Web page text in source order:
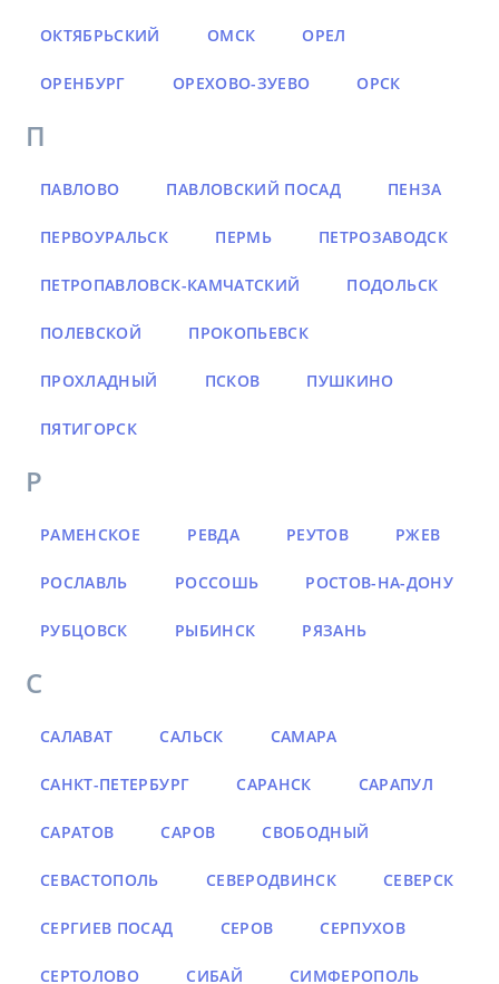
ОКТЯБРЬСКИЙ ОМСК ОРЕЛ
ОРЕНБУРГ ОРЕХОВО-ЗУЕВО ОРСК
П
ПАВЛОВО ПАВЛОВСКИЙ ПОСАД ПЕНЗА
ПЕРВОУРАЛЬСК ПЕРМЬ ПЕТРОЗАВОДСК
ПЕТРОПАВЛОВСК-КАМЧАТСКИЙ ПОДОЛЬСК
ПОЛЕВСКОЙ ПРОКОПЬЕВСК
ПРОХЛАДНЫЙ ПСКОВ ПУШКИНО
ПЯТИГОРСК
Р
РАМЕНСКОЕ РЕВДА РЕУТОВ РЖЕВ
РОСЛАВЛЬ РОССОШЬ РОСТОВ-НА-ДОНУ
РУБЦОВСК РЫБИНСК РЯЗАНЬ
С
САЛАВАТ САЛЬСК САМАРА
САНКТ-ПЕТЕРБУРГ САРАНСК САРАПУЛ
САРАТОВ САРОВ СВОБОДНЫЙ
СЕВАСТОПОЛЬ СЕВЕРОДВИНСК СЕВЕРСК
СЕРГИЕВ ПОСАД СЕРОВ СЕРПУХОВ
СЕРТОЛОВО СИБАЙ СИМФЕРОПОЛЬ